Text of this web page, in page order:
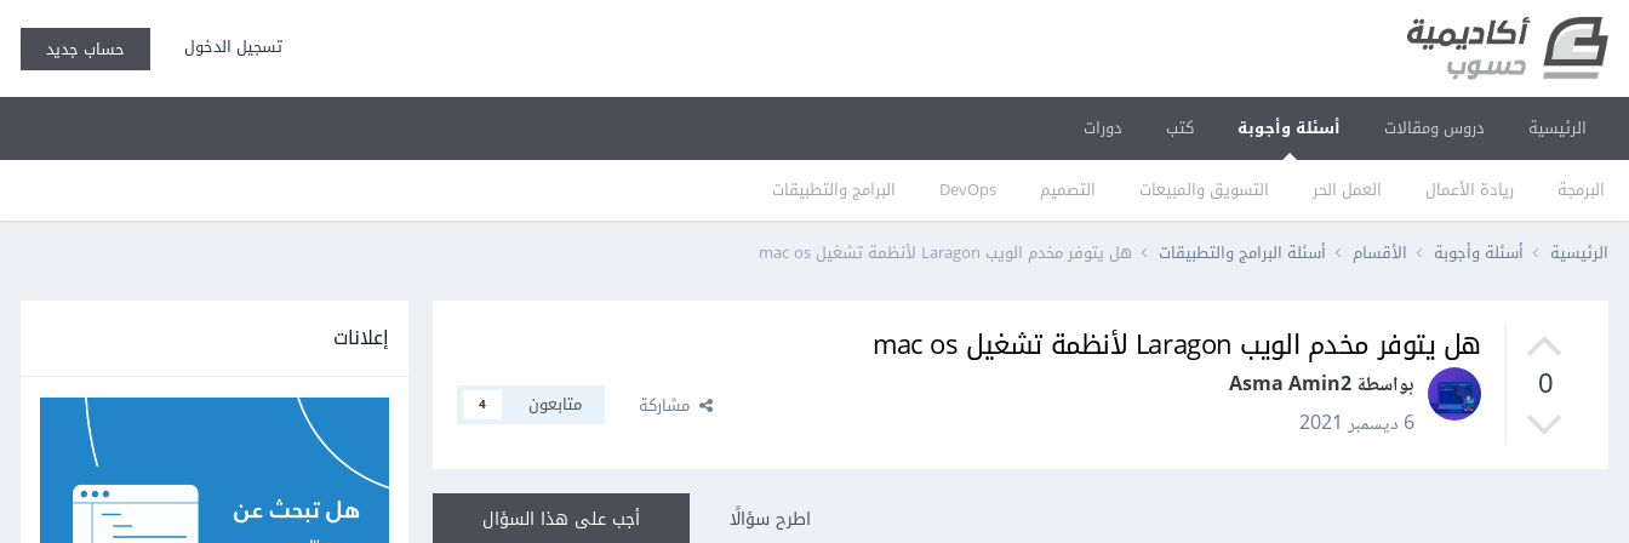
تسجيل الدخول حساب جديد
الرئيسية دروس ومقالات أسئلة وأجوبة
البرمجة ريادة الأعمال العمل الحر التسويق والمبيعات التصميم DevOps البرامج والتطبيقات
كتب دورات
الرئيسية أسئلة وأجوبة الأقسام أسئلة البرامج والتطبيقات هل يتوفر مخدم الويب Laragon لأنظمة تشغيل mac os
0
هل يتوفر مخدم الويب Laragon لأنظمة تشغيل mac os
بواسطة Asma Amin2
6 ديسمبر 2021
مشاركة متابعون 4
أجب على هذا السؤال اطرح سؤالًا
إعلانات